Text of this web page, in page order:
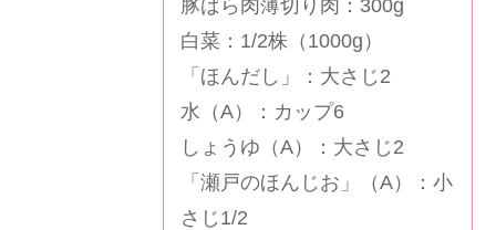
豚ばら肉薄切り肉：300g
白菜：1/2株（1000g）
「 ほんだし 」：大さじ2
水（A）：カップ6
しょうゆ（A）：大さじ2
「瀬戸のほんじお 」（A）：小
さじ1/2